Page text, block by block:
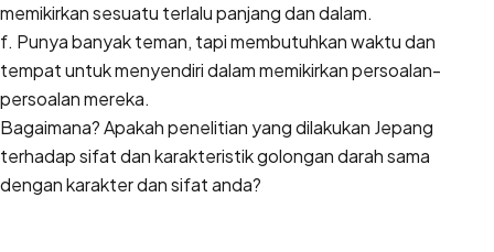
memikirkan sesuatu terlalu panjang dan dalam.
f. Punya banyak teman, tapi membutuhkan waktu dan
tempat untuk menyendiri dalam memikirkan persoalan-
persoalan mereka.
Bagaimana? Apakah penelitian yang dilakukan Jepang
terhadap sifat dan karakteristik golongan darah sama
dengan karakter dan sifat anda?